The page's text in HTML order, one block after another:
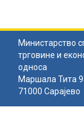
Министарство
трговине и
односа
Маршала Тита
71000 Сарајево